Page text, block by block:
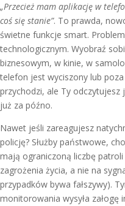
„Przecież mam aplikację w
coś się stanie”. To prawda,
świetne funkcje smart.
technologicznym. Wyobraź
biznesowym, w kinie, w
telefon jest wyciszony lub
przychodzi, ale Ty
już za późno.
Nawet jeśli zareagujesz
policję? Służby państwowe,
mają ograniczoną liczbę
zagrożenia życia, a nie na
przypadków bywa fałszywy).
monitorowania wysyła